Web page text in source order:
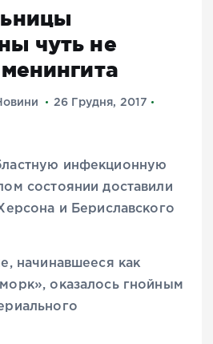
чуть не
26 Грудня, 2017
инфекционную
состоянии доставили
и Бериславского
начинавшееся как
оказалось гнойным